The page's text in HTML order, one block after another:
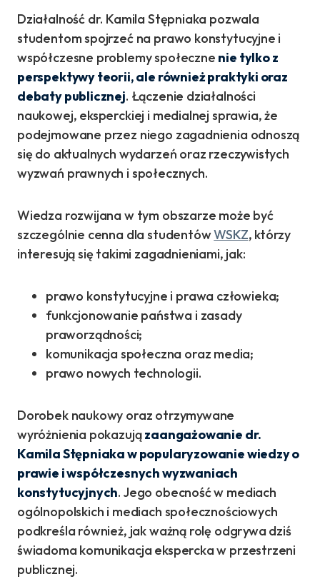
Działalność dr. Kamila Stępniaka pozwala
studentom spojrzeć na prawo konstytucyjne i
współczesne problemy społeczne nie tylko z
perspektywy teorii, ale również praktyki oraz
debaty publicznej. Łączenie działalności
naukowej, eksperckiej i medialnej sprawia, że
podejmowane przez niego zagadnienia odnoszą
się do aktualnych wydarzeń oraz rzeczywistych
wyzwań prawnych i społecznych.
Wiedza rozwijana w tym obszarze może być
szczególnie cenna dla studentówWSKZ, którzy
interesują się takimi zagadnieniami, jak:
prawo konstytucyjne i prawa człowieka;
funkcjonowanie państwa i zasady
praworządności;
komunikacja społeczna oraz media;
prawo nowych technologii.
Dorobek naukowy oraz otrzymywane
wyróżnienia pokazujązaangażowanie dr.
Kamila Stępniaka w popularyzowanie wiedzy o
prawie i współczesnych wyzwaniach
konstytucyjnych. Jego obecność w mediach
ogólnopolskich i mediach społecznościowych
podkreśla również, jak ważną rolę odgrywa dziś
świadoma komunikacja ekspercka w przestrzeni
publicznej.